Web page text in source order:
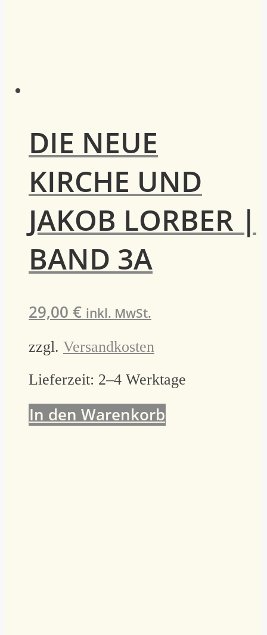
DIE NEUE
KIRCHE UND
JAKOB LORBER |
BAND 3A
29,00 € inkl. MwSt.
zzgl. Versandkosten
Lieferzeit: 2–4 Werktage
In den Warenkorb